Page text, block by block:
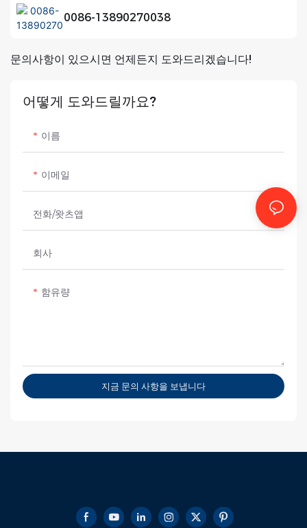
0086-13890270038
문의사항이 있으시면 언제든지 도와드리겠습니다!
어떻게 도와드릴까요?
이름
이메일
전화/왓츠앱
회사
함유량
지금 문의 사항을 보냅니다